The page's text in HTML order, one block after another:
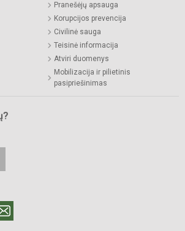
Pranešėjų apsauga
Korupcijos prevencija
Civilinė sauga
Teisinė informacija
Atviri duomenys
Mobilizacija ir pilietinis
pasipriešinimas